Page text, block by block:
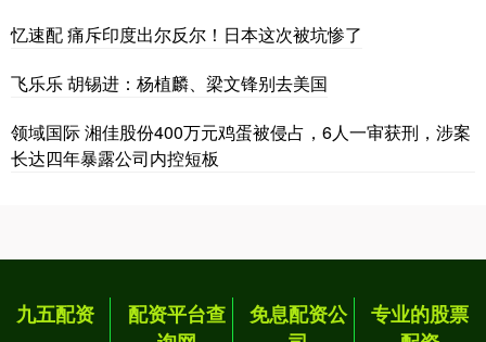
忆速配 痛斥印度出尔反尔！日本这次被坑惨了
飞乐乐 胡锡进：杨植麟、梁文锋别去美国
领域国际 湘佳股份400万元鸡蛋被侵占，6人一审获刑，涉案
长达四年暴露公司内控短板
九五配资
配资平台查
免息配资公
专业的股票